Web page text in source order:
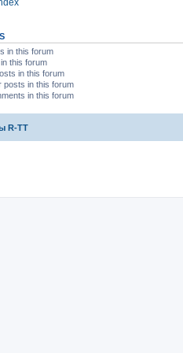
in this forum
this forum
in this forum
posts in this forum
in this forum
R-TT